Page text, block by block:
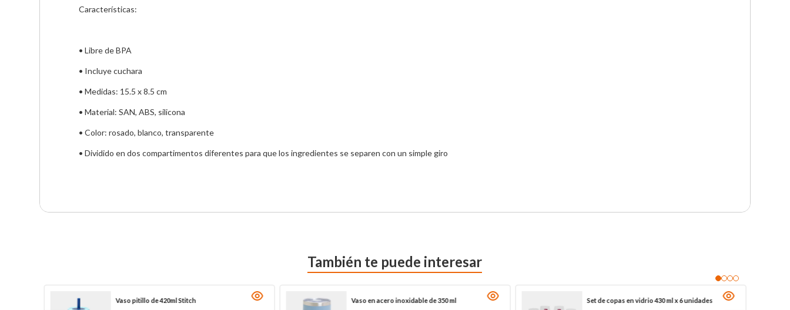
Características:
• Libre de BPA
• Incluye cuchara
• Medidas: 15.5 x 8.5 cm
• Material: SAN, ABS, silicona
• Color: rosado, blanco, transparente
• Dividido en dos compartimentos diferentes para que los ingredientes se separen con un simple giro
También te puede interesar
Vaso pitillo de 420ml Stitch Vaso en acero inoxidable de 350 ml Set de copas en vidrio 430 ml x 6 unidades